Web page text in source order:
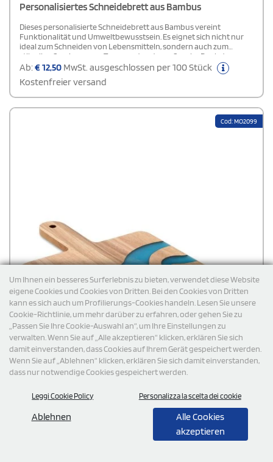
Um Ihnen ein besseres Surferlebnis zu bieten, verwendet diese Website
eigene Cookies und Cookies von Dritten. Bei den Cookies von Dritten
kann es sich auch um Profilierungs-Cookies handeln. Lesen Sie unsere
Cookie-Richtlinie, um mehr darüber zu erfahren, oder gehen Sie zu
„Passen Sie Ihre Cookie-Auswahl an“, um Ihre Einstellungen zu
verwalten. Wenn Sie auf „Alle akzeptieren“ klicken, erklären Sie sich
damit einverstanden, dass Cookies auf Ihrem Gerät gespeichert werden.
Wenn Sie auf „Ablehnen“ klicken, erklären Sie sich damit einverstanden,
dass nur notwendige Cookies gespeichert werden.
Leggi Cookie Policy Personalizza la scelta dei cookie
Ablehnen
Alle Cookies
akzeptieren
Personalisiertes Schneidebrett aus Bambus
Dieses personalisierte Schneidebrett aus Bambus vereint
Funktionalität und Umweltbewusstsein. Es eignet sich nicht nur
ideal zum Schneiden von Lebensmitteln, sondern auch zum
stilvollen Servieren von Tapas und anderen Snacks. Dank der
Möglichkeit zur Personalisierung wird es zu einem einzigartigen
und praktischen Küchenaccessoire, das sich perfekt als Geschenk
oder für den täglichen Gebrauch eignet. Ein umweltfreundliches
Produkt, das Eleganz und Nachhaltigkeit in jede Küche bringt.
Ab:€12,50 MwSt. ausgeschlossen per 100 Stück
Kostenfreier versand
Cod: MO2099